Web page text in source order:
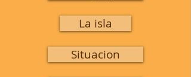
La isla
Situacion